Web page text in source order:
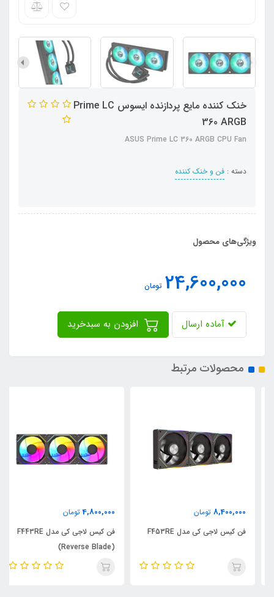
خنک کننده مایع پردازنده ایسوس Prime LC
360 ARGB
ASUS Prime LC 360 ARGB CPU Fan
دسته : فن و خنک کننده
ویژگی‌های محصول
24,600,000 تومان
آماده ارسال
محصولات مرتبط
8,400,000 تومان
فن کیس لاجی کی مدل F453RE
4,800,000 تومان
فن کیس لاجی کی مدل F443RE
(Reverse Blade)